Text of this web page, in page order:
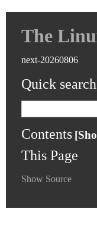
The
next-20260806
Quick search
Contents
This Page
Show Source